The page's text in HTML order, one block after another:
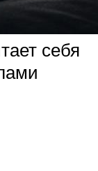
себя